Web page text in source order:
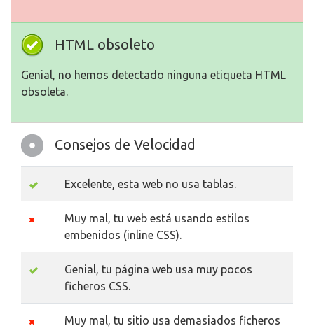
HTML obsoleto
Genial, no hemos detectado ninguna etiqueta HTML
obsoleta.
Consejos de Velocidad
Excelente, esta web no usa tablas.
Muy mal, tu web está usando estilos
embenidos (inline CSS).
Genial, tu página web usa muy pocos
ficheros CSS.
Muy mal, tu sitio usa demasiados ficheros